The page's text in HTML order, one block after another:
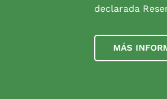
declarada
MÁS